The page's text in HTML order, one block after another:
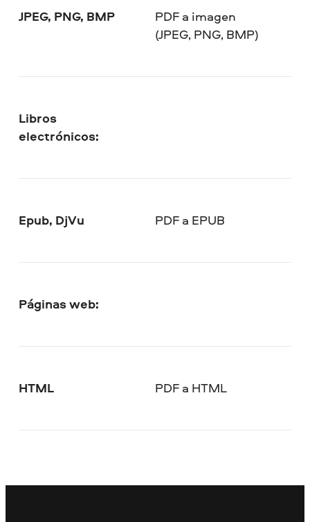
JPEG, PNG, BMP
PDF a imagen
(JPEG, PNG, BMP)
Libros
electrónicos:
Epub, DjVu PDF a EPUB
Páginas web:
HTML PDF a HTML